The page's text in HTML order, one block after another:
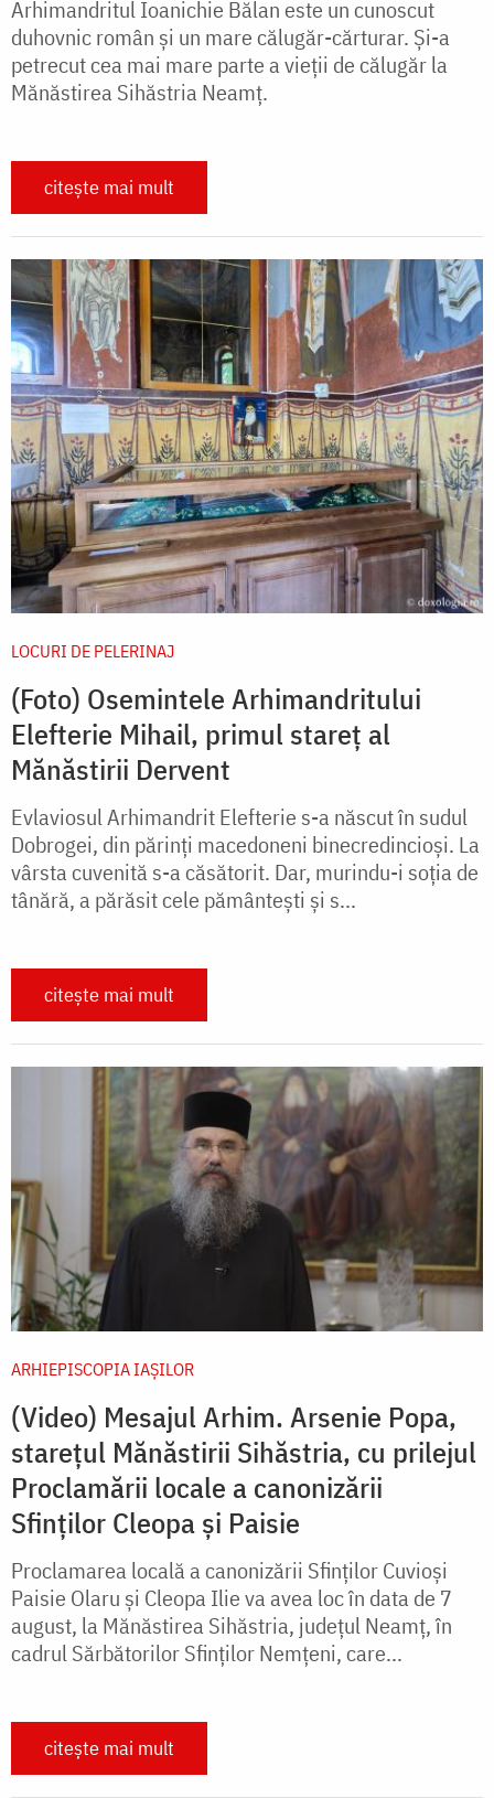
Arhimandritul Ioanichie Bălan este un cunoscut
duhovnic român și un mare călugăr-cărturar. Și-a
petrecut cea mai mare parte a vieții de călugăr la
Mănăstirea Sihăstria Neamț.
citește mai mult
LOCURI DE PELERINAJ
(Foto) Osemintele Arhimandritului
Elefterie Mihail, primul stareț al
Mănăstirii Dervent
Evlaviosul Arhimandrit Elefterie s-a născut în sudul
Dobrogei, din părinţi macedoneni binecredincioşi. La
vârsta cuvenită s-a căsătorit. Dar, murindu-i soţia de
tânără, a părăsit cele pământeşti şi s...
citește mai mult
ARHIEPISCOPIA IAŞILOR
(Video) Mesajul Arhim. Arsenie Popa,
starețul Mănăstirii Sihăstria, cu prilejul
Proclamării locale a canonizării
Sfinților Cleopa și Paisie
Proclamarea locală a canonizării Sfinților Cuvioși
Paisie Olaru și Cleopa Ilie va avea loc în data de 7
august, la Mănăstirea Sihăstria, județul Neamț, în
cadrul Sărbătorilor Sfinților Nemțeni, care...
citește mai mult